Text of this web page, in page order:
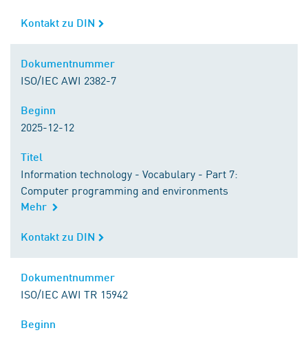
Kontakt zu DIN
Kontakt zu DIN
Dokumentnummer
ISO/IEC AWI 2382-7
Beginn
2025-12-12
Titel
Information technology - Vocabulary - Part 7:
Computer programming and environments
Mehr
Kontakt zu DIN
Kontakt zu DIN
Dokumentnummer
ISO/IEC AWI TR 15942
Beginn